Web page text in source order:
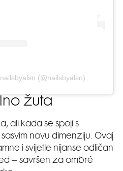
(@nailsbyalsn)
žuta
ali kada se spoji s
novu dimenziju. Ovaj
i svijetle nijanse odličan
– savršen za ombré